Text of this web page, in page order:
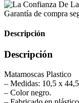
Garantía de compra
Descripción
Descripción
Matamoscas Plastico
– Medidas: 10,5 x
– Color negro.